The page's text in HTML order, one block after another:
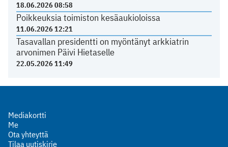
18.06.2026 08:58
Poikkeuksia toimiston kesäaukioloissa
11.06.2026 12:21
Tasavallan presidentti on myöntänyt arkkiatrin
arvonimen Päivi Hietaselle
22.05.2026 11:49
Mediakortti
Me
Ota yhteyttä
Tilaa uutiskirje